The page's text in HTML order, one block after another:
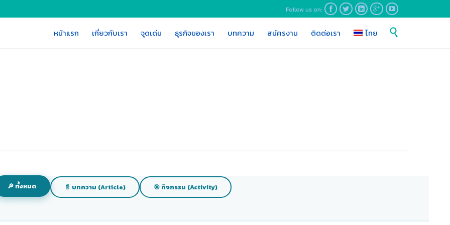
Follow us on:     
Skip
to
หน้าแรก เกี่ยวกับเรา จุดเด่น ธุรกิจของเรา บทความ สมัครงาน ติดต่อเรา ไทย 
🔎 ทั้งหมด 📄 บทความ (Article) 🎯 กิจกรรม (Activity)